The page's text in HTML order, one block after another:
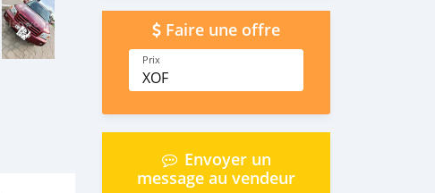
Faire une offre
Prix
XOF
Envoyer un
message au vendeur